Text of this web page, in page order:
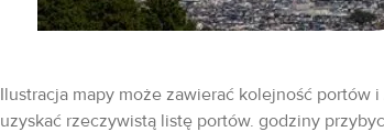
Ilustracja mapy może zawierać kolejność portów
uzyskać rzeczywistą listę portów. godziny